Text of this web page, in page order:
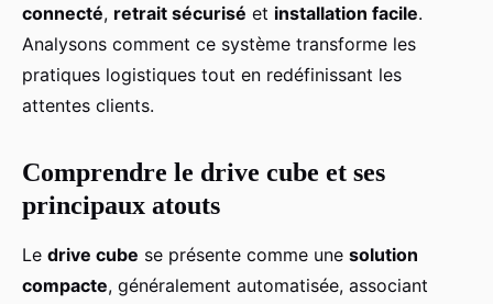
connecté, retrait sécurisé et installation facile.
Analysons comment ce système transforme les
pratiques logistiques tout en redéfinissant les
attentes clients.
Comprendre le drive cube et ses
principaux atouts
Le drive cube se présente comme une solution
compacte, généralement automatisée, associant